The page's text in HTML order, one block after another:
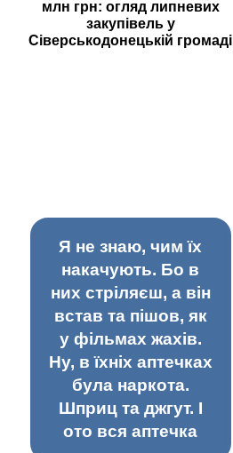
млн грн: огляд липневих
закупівель у
Сіверськодонецькій громаді
Я не знаю, чим їх
накачують. Бо в
них стріляєш, а він
встав та пішов, як
у фільмах жахів.
Ну, в їхніх аптечках
була наркота.
Шприц та джгут. І
ото вся аптечка